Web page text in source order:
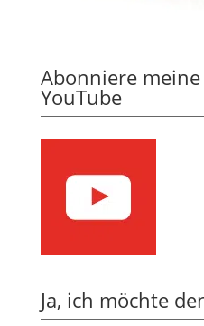
Abonniere
YouTube
Ja, ich möchte